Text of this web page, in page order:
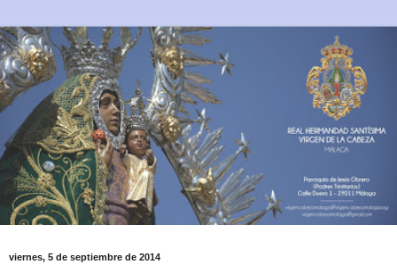
viernes, 5 de septiembre de 2014